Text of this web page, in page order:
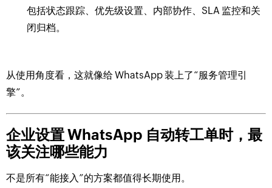
包括状态跟踪、优先级设置、内部协作、SLA 监控和关
闭归档。
从使用角度看，这就像给 WhatsApp 装上了“服务管理引
擎”。
企业设置 WhatsApp 自动转工单时，最
该关注哪些能力
不是所有“能接入”的方案都值得长期使用。